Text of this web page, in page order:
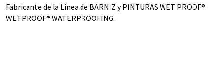
Fabricante de la Línea de BARNIZ y PINTURAS WET PROOF®
WETPROOF® WATERPROOFING.